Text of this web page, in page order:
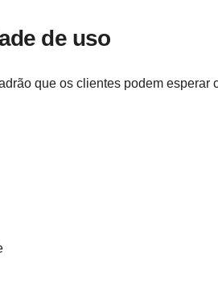
de uso
que os clientes podem